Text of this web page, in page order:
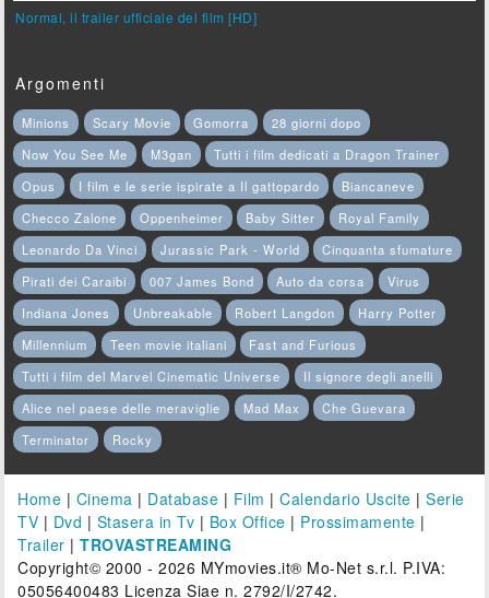
Normal, il trailer ufficiale del film [HD]
Argomenti
Minions Scary Movie Gomorra
28 giorni dopo
Now You See Me
M3gan
Tutti i film dedicati a Dragon Trainer
Opus
I film e le serie ispirate a Il gattopardo
Biancaneve
Checco Zalone
Oppenheimer Baby Sitter
Royal Family
Leonardo Da Vinci
Jurassic Park - World
Cinquanta sfumature
Pirati dei Caraibi
007 James Bond Auto da corsa
Virus
Indiana Jones
Unbreakable Robert Langdon
Harry Potter
Millennium
Teen movie italiani
Fast and Furious
Tutti i film del Marvel Cinematic Universe
Il signore degli anelli
Alice nel paese delle meraviglie
Mad Max
Che Guevara
Terminator
Rocky
Home | Cinema | Database | Film |Calendario Uscite |Serie
TV | Dvd | Stasera in Tv | Box Office | Prossimamente |
Trailer |TROVASTREAMING
Copyright© 2000 - 2026 MYmovies.it® Mo-Net s.r.l. P.IVA:
05056400483 Licenza Siae n. 2792/I/2742.